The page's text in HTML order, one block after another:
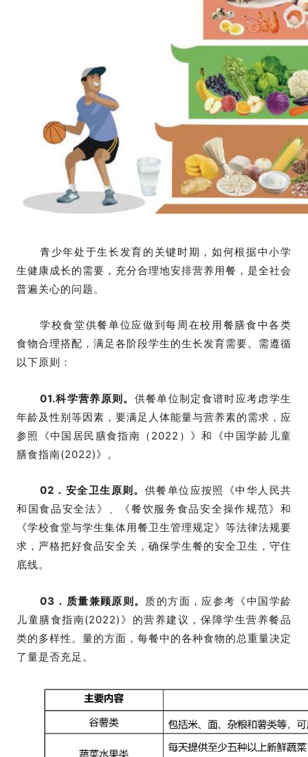
青少年处于生长发育的关键时期，如何根据中小学
生健康成长的需要，充分合理地安排营养用餐，是全社会
普遍关心的问题。
学校食堂供餐单位应做到每周在校用餐膳食中各类
食物合理搭配，满足各阶段学生的生长发育需要。需遵循
以下原则：
01.科学营养原则。 供餐单位制定食谱时应考虑学生
年龄及性别等因素，要满足人体能量与营养素的需求，应
参照 《中国居民膳食指南 （ 2022）》和 《中国学龄儿童
膳食指南(2022)》 。
02．安全卫生原则。 供餐单位 应按照《中华人民共
和国食品安全法》、《餐饮服务食品安全操作规范》和
《学校食堂与学生集体用餐卫生管理规定》等法律法规要
求，严格把好食品安全关，确保学生餐的安全卫生，守住
底线。
03．质量兼顾原则。 质的方面，应参考《中国学龄
儿童膳食指南(2022)》的营养建议，保障学生营养餐品
类的多样性。 量的方面，每餐中的各种食物的总重量决定
了量是否充足。